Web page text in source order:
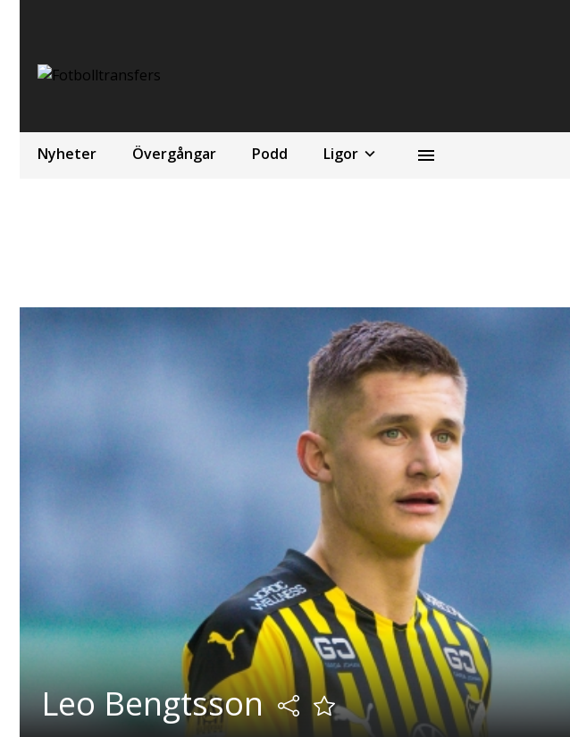
Nyheter Övergångar Podd Ligor
Leo Bengtsson